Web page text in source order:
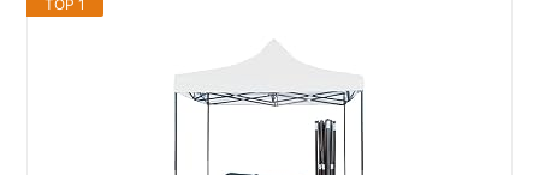
TOP 1